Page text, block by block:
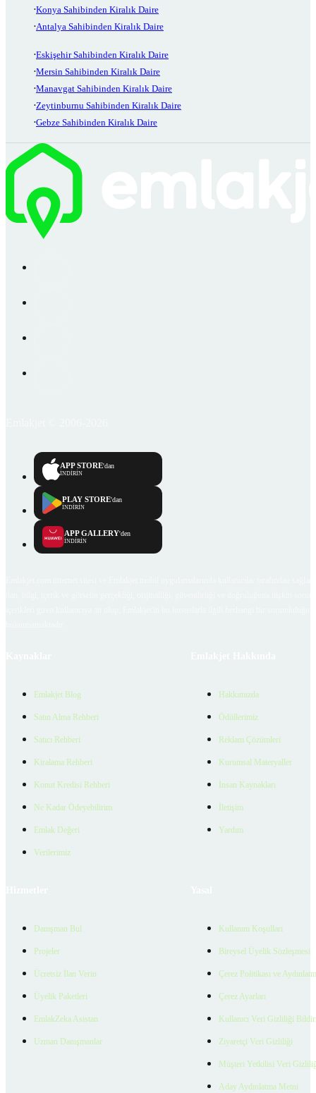
Konya Sahibinden Kiralık Daire
Antalya Sahibinden Kiralık Daire
Eskişehir Sahibinden Kiralık Daire
Mersin Sahibinden Kiralık Daire
Manavgat Sahibinden Kiralık Daire
Zeytinburnu Sahibinden Kiralık Daire
Gebze Sahibinden Kiralık Daire
APP STORE'dan
İNDİRİN
PLAY STORE'dan
İNDİRİN
APP GALLERY'den
İNDİRİN
Emlakjet Blog
Satın Alma Rehberi
Satıcı Rehberi
Kiralama Rehberi
Konut Kredisi Rehberi
Ne Kadar Ödeyebilirim
Emlak Değeri
Verilerimiz
Hakkımızda
Ödüllerimiz
Reklam Çözümleri
Kurumsal Materyaller
İnsan Kaynakları
İletişim
Yardım
Danışman Bul
Projeler
Ücretsiz İlan Verin
Üyelik Paketleri
EmlakZeka Asistan
Uzman Danışmanlar
Kullanım Koşulları
Bireysel Üyelik Sözleşmesi
Çerez Politikası ve
Çerez Ayarları
Kullanıcı Veri Gizliliği
Ziyaretçi Veri Gizliliği
Müşteri Yetkilisi Veri
Aday Aydınlatma Metni